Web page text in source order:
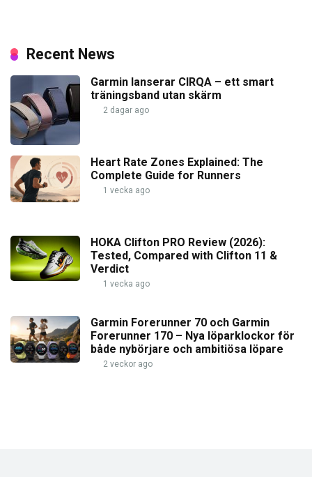
Recent News
Garmin lanserar CIRQA – ett smart
träningsband utan skärm
2 dagar ago
Heart Rate Zones Explained: The
Complete Guide for Runners
1 vecka ago
HOKA Clifton PRO Review (2026):
Tested, Compared with Clifton 11 &
Verdict
1 vecka ago
Garmin Forerunner 70 och Garmin
Forerunner 170 – Nya löparklockor för
både nybörjare och ambitiösa löpare
2 veckor ago